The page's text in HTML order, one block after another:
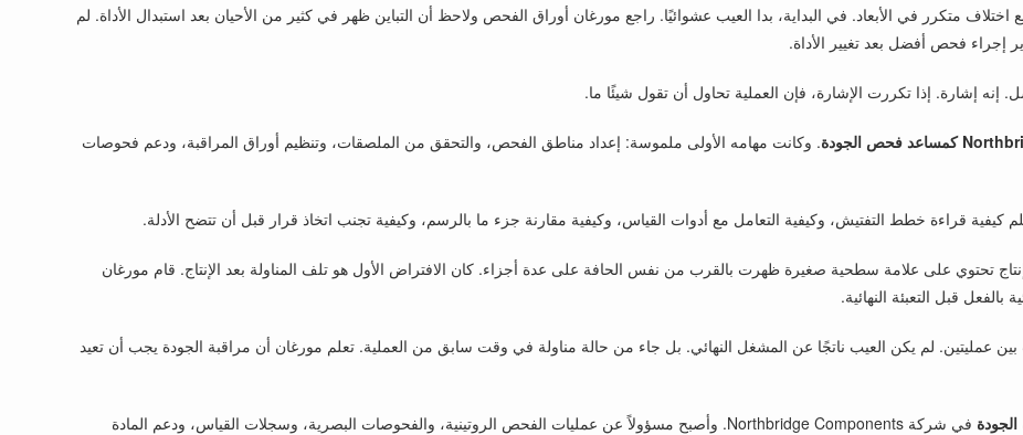
متكرر في الأبعاد. في البداية، بدا العيب عشوائيًا. راجع مورغان أوراق الفحص ولاحظ أن التباين ظهر في كثير من الأحيان بعد استبدال الأداة. لم
إجراء فحص أفضل بعد تغيير الأداة.
إشارة. إذا تكررت الإشارة، فإن العملية تحاول أن تقول شيئًا ما.
كمساعد فحص الجودة. وكانت مهامه الأولى ملموسة: إعداد مناطق الفحص، والتحقق من الملصقات، وتنظيم أوراق المراقبة، ودعم فحوصات
كيفية قراءة خطط التفتيش، وكيفية التعامل مع أدوات القياس، وكيفية مقارنة جزء ما بالرسم، وكيفية تجنب اتخاذ قرار قبل أن تتضح الأدلة.
تحتوي على علامة سطحية صغيرة ظهرت بالقرب من نفس الحافة على عدة أجزاء. كان الافتراض الأول هو تلف المناولة بعد الإنتاج. قام مورغان
قبل التعبئة النهائية.
لم يكن العيب ناتجًا عن المشغل النهائي. بل جاء من حالة مناولة في وقت سابق من العملية. تعلم مورغان أن مراقبة الجودة يجب أن تعيد
في شركة Northbridge Components. وأصبح مسؤولاً عن عمليات الفحص الروتينية، والفحوصات البصرية، وسجلات القياس، ودعم المادة